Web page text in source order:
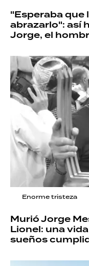
"Esperaba que
abrazarlo": así
Jorge, el
Enorme tristeza
Murió Jorge
Lionel: una
sueños